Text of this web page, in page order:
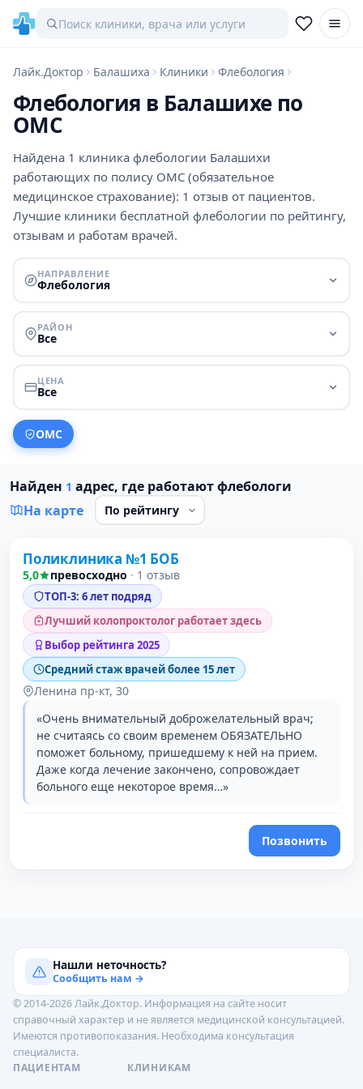
Лайк.Доктор Балашиха Клиники Флебология
Флебология в Балашихе по
ОМС
Найдена 1 клиника флебологии Балашихи
работающих по полису ОМС (обязательное
медицинское страхование): 1 отзыв от пациентов.
Лучшие клиники бесплатной флебологии по рейтингу,
отзывам и работам врачей.
НАПРАВЛЕНИЕ
Флебология
РАЙОН
Все
ЦЕНА
Все
ОМС
Найден 1 адрес, где работают флебологи
На карте
1 место в рейтинге
Поликлиника №1 БОБ
5,0 превосходно · 1 отзыв
ТОП-3: 6 лет подряд
Лучший колопроктолог работает здесь
Выбор рейтинга 2025
Средний стаж врачей более 15 лет
Ленина пр-кт, 30
«Очень внимательный доброжелательный врач;
не считаясь со своим временем ОБЯЗАТЕЛЬНО
поможет больному, пришедшему к ней на прием.
Даже когда лечение закончено, сопровождает
больного еще некоторое время…»
Позвонить
Нашли неточность?
Сообщить нам →
© 2014-2026 Лайк.Доктор. Информация на сайте носит
справочный характер и не является медицинской консультацией.
Имеются противопоказания. Необходима консультация
специалиста.
ПАЦИЕНТАМ
КЛИНИКАМ